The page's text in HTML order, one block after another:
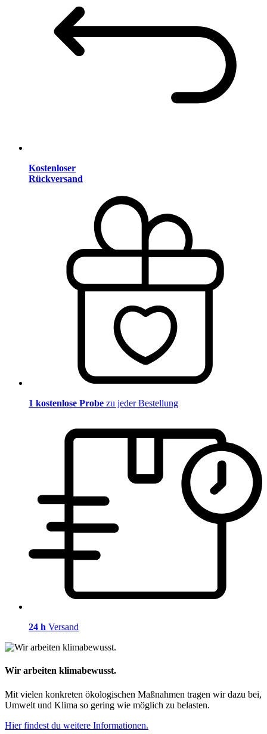
Kostenloser
Rückversand
1 kostenlose Probe zu jeder Bestellung
24 h Versand
Wir arbeiten klimabewusst.
Mit vielen konkreten ökologischen Maßnahmen tragen wir dazu bei,
Umwelt und Klima so gering wie möglich zu belasten.
Hier findest du weitere Informationen.